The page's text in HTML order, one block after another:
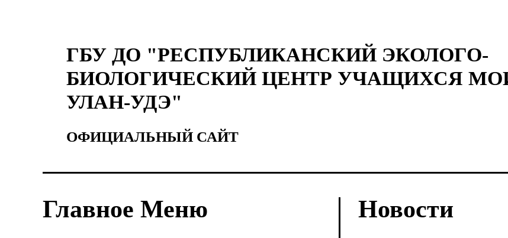
ГБУ ДО "РЕСПУБЛИКАНСКИЙ ЭКОЛОГО-
БИОЛОГИЧЕСКИЙ ЦЕНТР УЧАЩИХСЯ
УЛАН-УДЭ"
ОФИЦИАЛЬНЫЙ САЙТ
Главное Меню
Новости